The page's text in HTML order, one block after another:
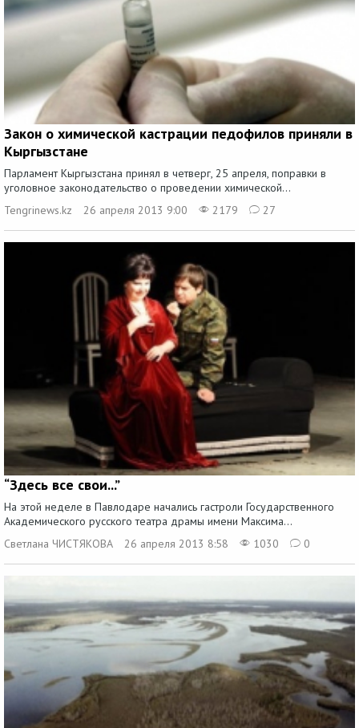
Закон о химической кастрации педофилов приняли в
Кыргызстане
Парламент Кыргызстана принял в четверг, 25 апреля, поправки в
уголовное законодательство о проведении химической...
Tengrinews.kz
26 апреля 2013 9:00 2179 27
“Здесь все свои...”
На этой неделе в Павлодаре начались гастроли Государственного
Академического русского театра драмы имени Максима...
Светлана ЧИСТЯКОВА
26 апреля 2013 8:58 1030 0